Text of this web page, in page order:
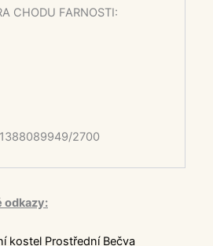
CHODU FARNOSTI:
2700
odkazy:
kostel Prostřední Bečva